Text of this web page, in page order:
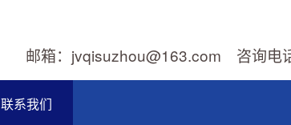
邮箱：jvqisuzhou@163.com 咨询电
联系我们